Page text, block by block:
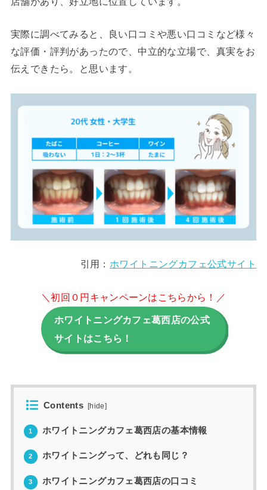
実際に調べてみると、良い口コミや悪い口コミなど様々
な評価・評判があったので、中立的な立場で、真実をお
伝えできたら。と思います。
引用： ホワイトニングカフェ公式サイト
＼初回０円キャンペーンはこちらから！／
ホワイトニングカフェ葛西店の公式
サイトはこちら！
Contents [hide]
1 ホワイトニングカフェ葛西店の基本情報
2 ホワイトニングって、どれも同じ？
3 ホワイトニングカフェ葛西店の口コミ